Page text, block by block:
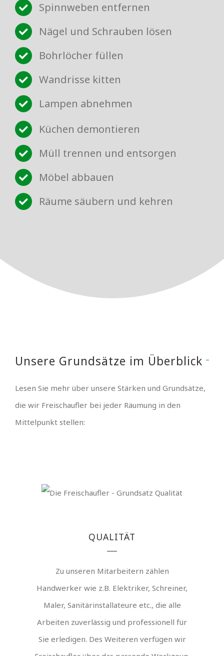
Spinnweben entfernen
Nägel und Schrauben lösen
Bohrlöcher füllen
Wandrisse kitten
Lampen abnehmen
Küchen demontieren
Müll trennen und entsorgen
Möbel abbauen
Räume säubern und kehren
Unsere Grundsätze im Überblick
Lesen Sie mehr über unsere Stärken und Grundsätze,
die wir Freischaufler bei jeder Räumung in den
Mittelpunkt stellen:
QUALITÄT
Zu unseren Mitarbeitern zählen
Handwerker wie z.B. Elektriker, Schreiner,
Maler, Sanitärinstallateure etc., die alle
Arbeiten zuverlässig und professionell für
Sie erledigen. Des Weiteren verfügen wir